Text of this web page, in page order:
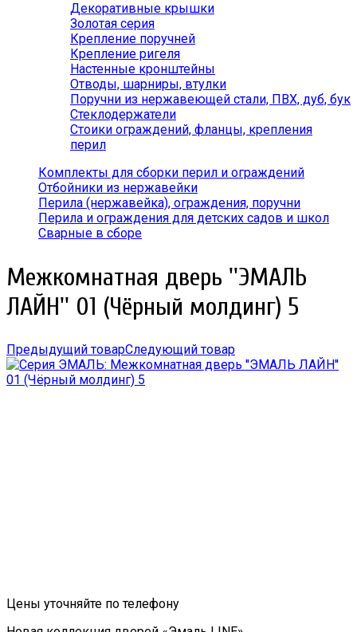
Декоративные крышки
Золотая серия
Крепление поручней
Крепление ригеля
Настенные кронштейны
Отводы, шарниры, втулки
Поручни из нержавеющей стали, ПВХ, дуб, бук
Стеклодержатели
Стоики ограждений, фланцы, крепления
перил
Комплекты для сборки перил и ограждений
Отбойники из нержавейки
Перила (нержавейка), ограждения, поручни
Перила и ограждения для детских садов и школ
Сварные в сборе
Межкомнатная дверь ''ЭМАЛЬ
ЛАЙН'' 01 (Чёрный молдинг) 5
Предыдущий товарСледующий товар
Цены уточняйте по телефону